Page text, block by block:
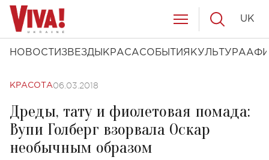
НОВОСТИ ЗВЕЗДЫ КРАСАСОБЫТИЯ КУЛЬТУРА
UK
КРАСОТА06.03.2018
Дреды, тату и фиолетовая помада:
Вупи Голберг взорвала Оскар
необычным образом